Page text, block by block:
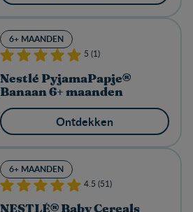
6+ MAANDEN
5 (1)
Nestlé PyjamaPapje®
Banaan 6+ maanden
Ontdekken
6+ MAANDEN
4.5 (51)
NESTLÉ® Baby Cereals